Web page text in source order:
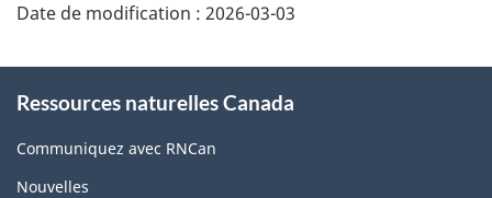
Date de modification : 2026-03-03
this
site
Ressources naturelles Canada
Communiquez avec RNCan
Nouvelles